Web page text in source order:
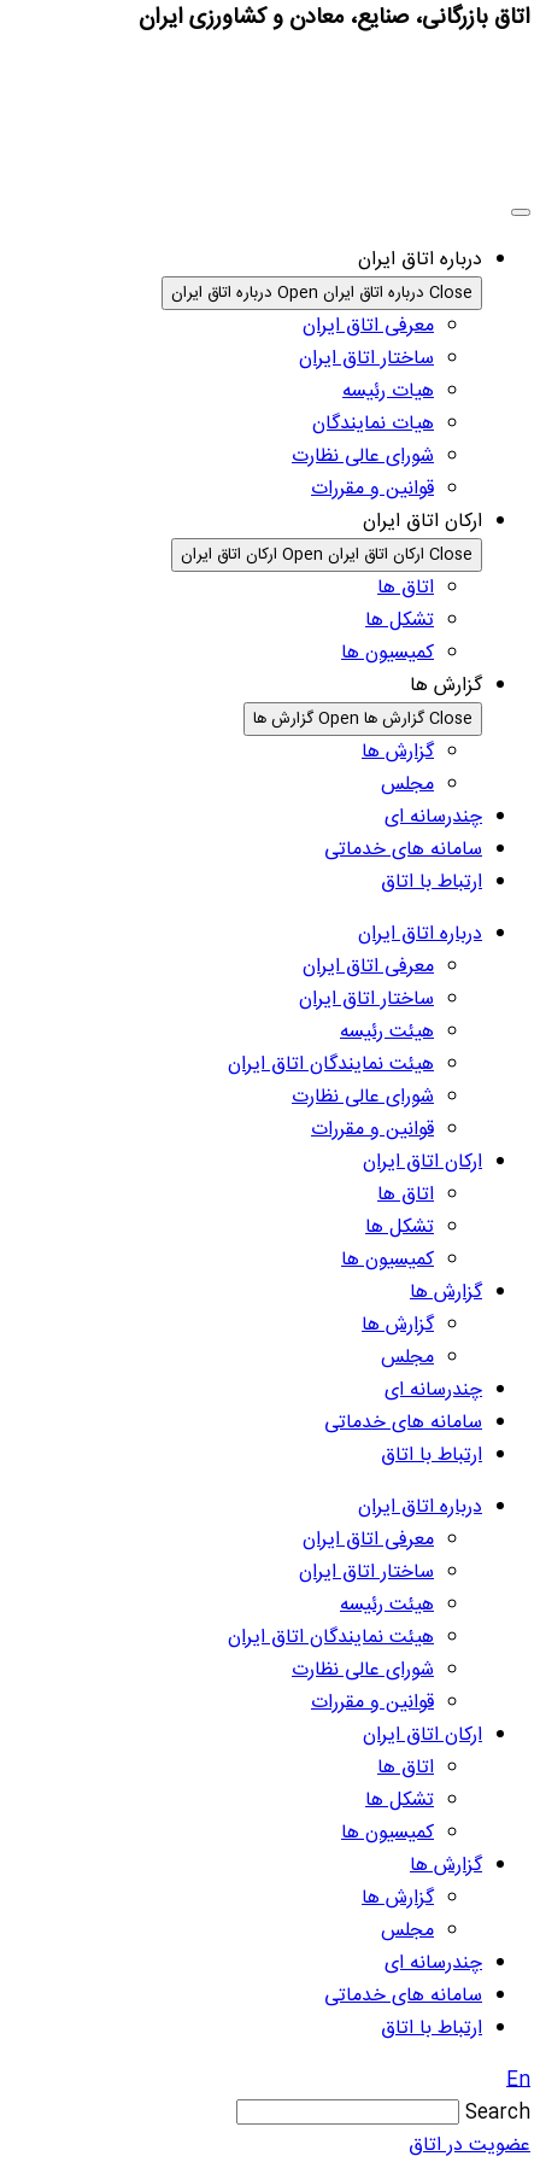
بازرگانی، صنایع، معادن و کشاورزی ایران
درباره اتاق ایران
Close درباره اتاق ایران Open درباره اتاق ایران
معرفی اتاق ایران
ساختار اتاق ایران
هیات رئیسه
هیات نمایندگان
شورای عالی نظارت
قوانین و مقررات
ارکان اتاق ایران
Close ارکان اتاق ایران Open ارکان اتاق ایران
اتاق ها
تشکل ها
کمیسیون ها
گزارش ها
Close گزارش ها Open گزارش ها
گزارش ها
مجلس
چندرسانه ای
سامانه های خدماتی
ارتباط با اتاق
درباره اتاق ایران
معرفی اتاق ایران
ساختار اتاق ایران
هیئت رئیسه
هیئت نمایندگان اتاق ایران
شورای عالی نظارت
قوانین و مقررات
ارکان اتاق ایران
اتاق ها
تشکل ها
کمیسیون ها
گزارش ها
گزارش ها
مجلس
چندرسانه ای
سامانه های خدماتی
ارتباط با اتاق
درباره اتاق ایران
معرفی اتاق ایران
ساختار اتاق ایران
هیئت رئیسه
هیئت نمایندگان اتاق ایران
شورای عالی نظارت
قوانین و مقررات
ارکان اتاق ایران
اتاق ها
تشکل ها
کمیسیون ها
گزارش ها
گزارش ها
مجلس
چندرسانه ای
سامانه های خدماتی
ارتباط با اتاق
در اتاق